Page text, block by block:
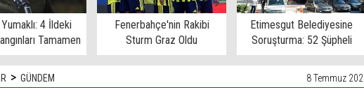
4 İldeki
Tamamen
Altında
Fenerbahçe'nin Rakibi
Sturm Graz Oldu
Etimesgut Belediyesine
Soruşturma: 52 Şüpheli
Gözaltına Alındı
> GÜNDEM 8 Temmuz